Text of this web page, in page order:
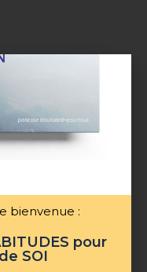
vos Mémoires
bienvenue :
pour
SOI